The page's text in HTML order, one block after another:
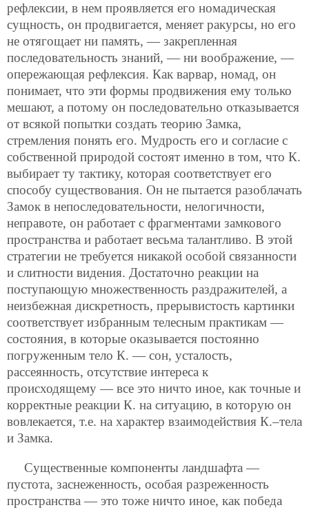
рефлексии, в нем проявляется его номадическая
сущность, он продвигается, меняет ракурсы, но его
не отягощает ни память, — закрепленная
последовательность знаний, — ни воображение, —
опережающая рефлексия. Как варвар, номад, он
понимает, что эти формы продвижения ему только
мешают, а потому он последовательно отказывается
от всякой попытки создать теорию Замка,
стремления понять его. Мудрость его и согласие с
собственной природой состоят именно в том, что К.
выбирает ту тактику, которая соответствует его
способу существования. Он не пытается разоблачать
Замок в непоследовательности, нелогичности,
неправоте, он работает с фрагментами замкового
пространства и работает весьма талантливо. В этой
стратегии не требуется никакой особой связанности
и слитности видения. Достаточно реакции на
поступающую множественность раздражителей, а
неизбежная дискретность, прерывистость картинки
соответствует избранным телесным практикам —
состояния, в которые оказывается постоянно
погруженным тело К. — сон, усталость,
рассеянность, отсутствие интереса к
происходящему — все это ничто иное, как точные и
корректные реакции К. на ситуацию, в которую он
вовлекается, т.е. на характер взаимодействия К.–тела
и Замка.
Существенные компоненты ландшафта —
пустота, заснеженность, особая разреженность
пространства — это тоже ничто иное, как победа